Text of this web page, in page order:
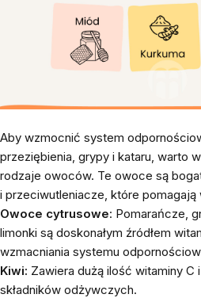
Aby wzmocnić system
przeziębienia, grypy i kataru, warto
rodzaje owoców. Te owoce są
i przeciwutleniacze, które
Owoce cytrusowe: Pomarańcze,
limonki są doskonałym źródłem
wzmacniania systemu
Kiwi: Zawiera dużą ilość witaminy C
składników odżywczych.